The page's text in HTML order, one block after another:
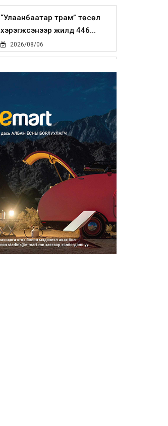
“Улаанбаатар трам” төсөл
хэрэгжсэнээр жилд 446...
2026/08/06
2026/08/06
Улаанбаатарт өдөртөө 29 хэм
дулаан
2026/08/06
Прокурорын байгууллага
өнгөрсөн долоо хоногт 29,44...
2026/08/05
Тэгш, сондгойгоор замын
хөдөлгөөнд оролцох зохицуу...
2026/08/05